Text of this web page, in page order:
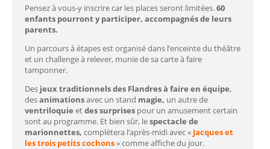
Pensez à vous-y inscrire car les places seront limitées.60
enfants pourront y participer, accompagnés de leurs
parents.
Un parcours à étapes est organisé dans l’enceinte du théâtre
et un challenge à relever, munie de sa carte à faire
tamponner.
Des jeux traditionnels des Flandres à faire en équipe,
desanimationsavec un stand magie, un autre de
ventriloquie etdes surprises pour un amusement certain
sont au programme. Et bien sûr, lespectacle de
marionnettes, complètera l’après-midi avec « Jacques et
les trois petits cochons» comme affiche du jour.